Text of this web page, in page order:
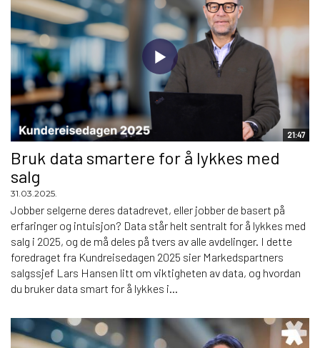
21:47
Bruk data smartere for å lykkes med
salg
31.03.2025.
Jobber selgerne deres datadrevet, eller jobber de basert på
erfaringer og intuisjon? Data står helt sentralt for å lykkes med
salg i 2025, og de må deles på tvers av alle avdelinger. I dette
foredraget fra Kundreisedagen 2025 sier Markedspartners
salgssjef Lars Hansen litt om viktigheten av data, og hvordan
du bruker data smart for å lykkes i...